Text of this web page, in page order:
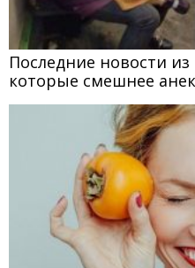
Последние новости из
которые смешнее